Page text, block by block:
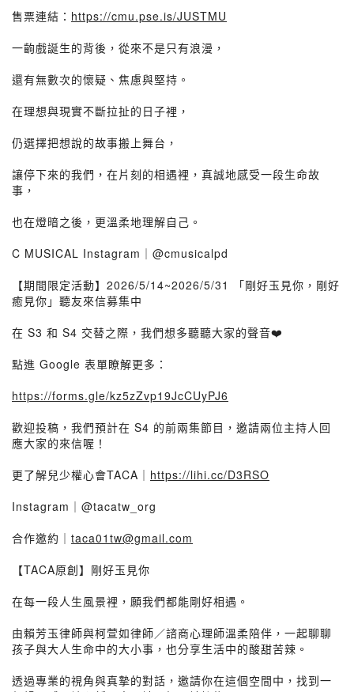
售票連結： https://cmu.pse.is/JUSTMU
一齣戲誕生的背後，從來不是只有浪漫，
還有無數次的懷疑、焦慮與堅持。
在理想與現實不斷拉扯的日子裡，
仍選擇把想說的故事搬上舞台，
讓停下來的我們，在片刻的相遇裡，真誠地感受一段生命故
事，
也在燈暗之後，更溫柔地理解自己。
C MUSICAL Instagram｜@cmusicalpd
【期間限定活動】2026/5/14~2026/5/31 「剛好玉見你，剛好
癒見你」聽友來信募集中
在 S3 和 S4 交替之際，我們想多聽聽大家的聲音❤️
點進 Google 表單瞭解更多：
https://forms.gle/kz5zZvp19JcCUyPJ6
歡迎投稿，我們預計在 S4 的前兩集節目，邀請兩位主持人回
應大家的來信喔！
更了解兒少權心會TACA｜ https://lihi.cc/D3RSO
Instagram｜@tacatw_org
合作邀約｜ taca01tw@gmail.com
【TACA原創】剛好玉見你
在每一段人生風景裡，願我們都能剛好相遇。
由賴芳玉律師與柯萱如律師／諮商心理師溫柔陪伴，一起聊聊
孩子與大人生命中的大小事，也分享生活中的酸甜苦辣。
透過專業的視角與真摯的對話，邀請你在這個空間中，找到一